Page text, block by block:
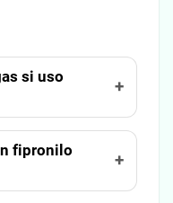
si uso
fipronilo